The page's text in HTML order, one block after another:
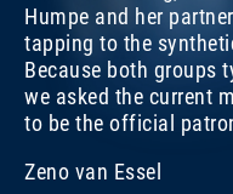
Humpe and her
tapping to the
Because both groups
we asked the current
to be the official
Zeno van Essel